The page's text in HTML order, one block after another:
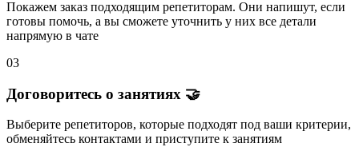
Покажем заказ подходящим репетиторам. Они напишут, если
готовы помочь, а вы сможете уточнить у них все детали
напрямую в чате
03
Договоритесь о занятиях 🤝
Выберите репетиторов, которые подходят под ваши критерии,
обменяйтесь контактами и приступите к занятиям